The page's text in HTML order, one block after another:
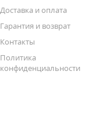
Доставка и оплата
Гарантия и возврат
Контакты
Политика
конфиденциальности